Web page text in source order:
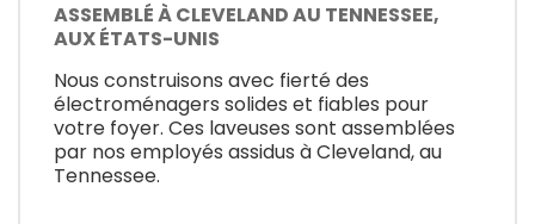
ASSEMBLÉ À CLEVELAND AU TENNESSEE,
AUX ÉTATS-UNIS
Nous construisons avec fierté des
électroménagers solides et fiables pour
votre foyer. Ces laveuses sont assemblées
par nos employés assidus à Cleveland, au
Tennessee.